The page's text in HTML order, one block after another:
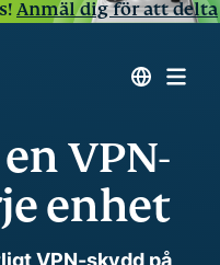
Anmäl dig för att delta
VPN-
enhet
VPN-skydd på